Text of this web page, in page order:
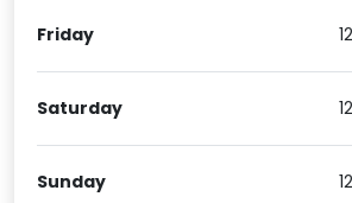
Friday
Saturday
Sunday